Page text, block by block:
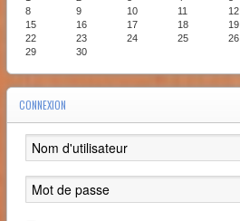
8
9 10 11 12
15
16 17 18 19
22
23 24 25 26
29
30
CONNEXION